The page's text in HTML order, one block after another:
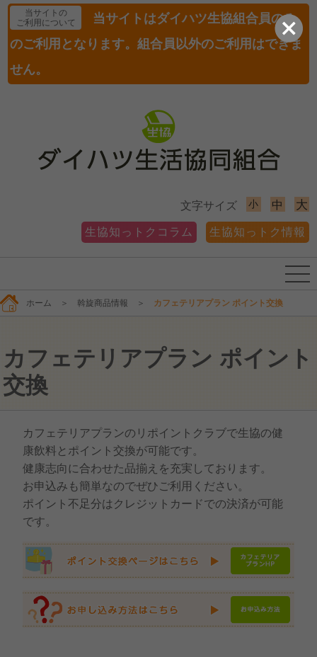
当サイトの
ご利用について
当サイトはダイハツ生協組合員のみ
のご利用となります。組合員以外のご利用はできま
せん。
文字サイズ 小 中 大
生協知っトクコラム 生協知っトク情報
ホーム ＞ 斡旋商品情報 ＞ カフェテリアプラン ポイント交換
カフェテリアプラン ポイント
交換
カフェテリアプランのリポイントクラブで生協の健
康飲料とポイント交換が可能です。
健康志向に合わせた品揃えを充実しております。
お申込みも簡単なのでぜひご利用ください。
ポイント不足分はクレジットカードでの決済が可能
です。